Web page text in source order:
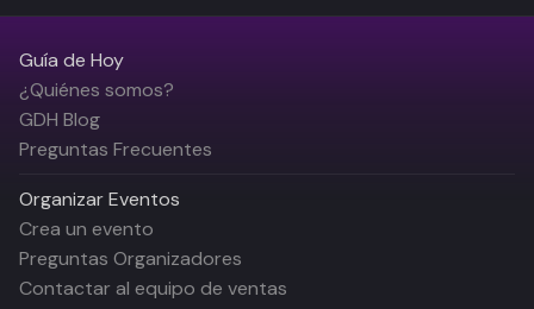
Guía de Hoy
¿Quiénes somos?
GDH Blog
Preguntas Frecuentes
Organizar Eventos
Crea un evento
Preguntas Organizadores
Contactar al equipo de ventas